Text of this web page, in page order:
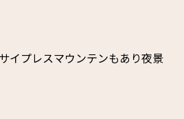
イプレスマウンテンもあり夜景